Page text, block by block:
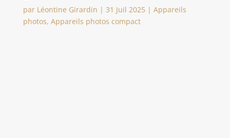
par Léontine Girardin | 31 Juil 2025| Appareils
photos, Appareils photos compact